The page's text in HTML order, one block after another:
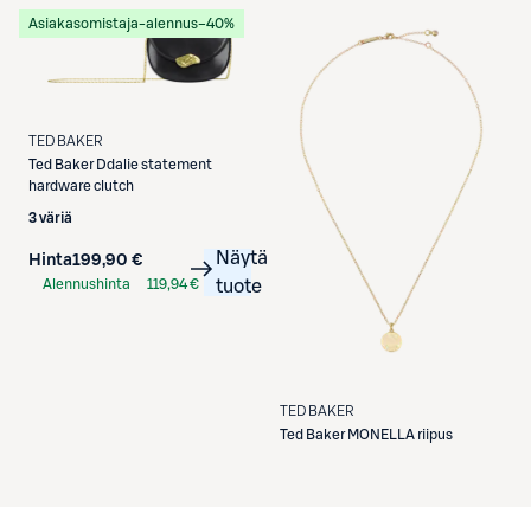
Asiakasomistaja-alennus−40%
TED BAKER
Ted Baker Ddalie statement
hardware clutch
3 väriä
Hinta199,90 €
Alennushinta
119,94 €
Näytä
tuote
TED BAKER
Ted Baker MONELLA riipus